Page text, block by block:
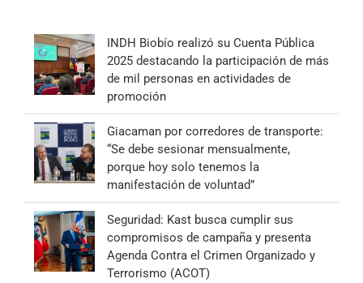
INDH Biobío realizó su Cuenta Pública
2025 destacando la participación de más
de mil personas en actividades de
promoción
Giacaman por corredores de transporte:
“Se debe sesionar mensualmente,
porque hoy solo tenemos la
manifestación de voluntad”
Seguridad: Kast busca cumplir sus
compromisos de campaña y presenta
Agenda Contra el Crimen Organizado y
Terrorismo (ACOT)